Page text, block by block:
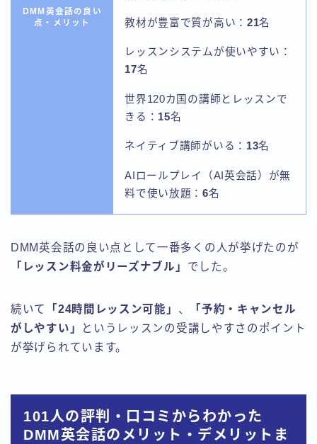
DMM英会話の良い
点・メリット
教材が豊富で質が高い： 21名
レッスンシステムが使いやすい：
17名
世界120カ国の講師とレッスンで
きる： 15名
ネイティブ講師がいる： 13名
AIロールプレイ（AI英会話）が無
料で使い放題：6名
DMM英会話の良い点として一番多くの人が挙げたのが
「レッスン料金がリーズナブル」 でした。
続いて 「24時間レッスン可能」 、
「予約・キャンセル
がしやすい」
というレッスンの受講しやすさのポイント
が挙げられています。
101人の評判・口コミからわかった
DMM英会話のメリット・デメリットま